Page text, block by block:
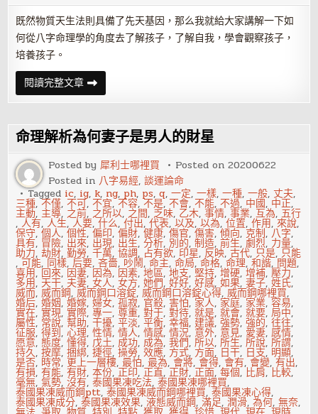
既然物質天生法則具備了先天基因，那么我就給大家講解一下如
何從八字命理學的角度去了解孩子，了解自我，學會觀察孩子，
培養孩子。
閱讀完整文章八
字
看
孩
子
是
否
有
天
才
基
因
命理解析為何妻子是男人的財星
Posted by犀利士哪裡買 Posted on20200622
Posted in 八字易經,談運論命
Tagged ic, ig, k, ng, ph, ps,q,一定,一樣,一種,一般, 丈夫,
三種,不僅,不可,不宜,不容,不是,不會,不能,不過, 中國, 中正,
主動,主導, 之前, 之所以, 之間, 乏味, 乙木,事情,事業,互為,五行
,人有,人生,人要,什么,付出,代表,以及,以為,位置,作用,來說,
保守,個人,個性,偏印,偏財,健康,傷官,傷害,傾向, 克制, 八字,
具有, 冒險, 出來, 出現, 出生,分析, 別的,制造,前生,劇烈, 力量,
助力,劫財,勤勞,千萬,協調, 占有欲, 印星, 反映,古代, 只是, 只能
,可能, 同樣,后要,吝嗇, 吵鬧,命主,命局,命格,命理,和諧, 問題,
喜用, 回來, 因妻, 因為, 因素,地區,地支,堅持,增硬,增補,壓力,
多用, 天干, 夫妻,女人,女方,她們,好好,好感,如果,妻子,姓氏,
威而,威而鋼,威而鋼口溶錠,威而鋼口溶錠心得,威而鋼哪裡買,
婚后,婚姻,婚嫁,婦女,孤寂, 官殺,害怕, 家人, 家庭, 家業,容易,
實在,實現,實際,專一,尊重,對于,對待,就是,就會,就要,局中,
屬性, 常說,幫助,干擾,平淡,平衡,幸福, 建議,強勢,強的,往往,
征服,得到,心理,性情,情人,情感,情況, 意外, 意見, 愛妻,感情,
愿意, 態度,懂得,戊土, 成功, 成為,我們,所以,所生,所說,所謂,
持久,按摩,捆綁,捷徑,操勞,效應, 方式, 方面, 日干, 日支, 明顯,
是否, 時常, 更上一層樓,最怕,最為, 會將, 會得, 會有, 會變,有出,
有損,有能,有財,本份,正印,正直,正財,正面,每個, 比肩, 比較,
毫無,氣勢,沒有,泰國果凍吃法,泰國果凍哪裡買,
泰國果凍威而鋼ptt,泰國果凍威而鋼哪裡買,泰國果凍心得,
泰國果凍成分,泰國果凍效果,液態威而鋼,滿足,潤滑,為何,無奈,